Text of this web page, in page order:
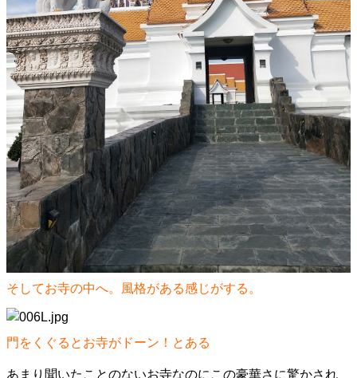
そしてお寺の中へ。風格がある感じがする。
門をくぐるとお寺がドーン！とある
あまり聞いたことのないお寺なのにこの豪華さに驚かされ